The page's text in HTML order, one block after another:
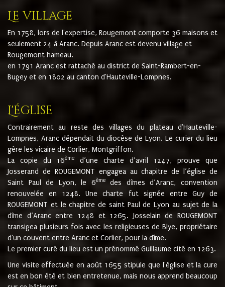
Le village
En 1758, lors de l'expertise, Rougemont comporte 36 maisons et
seulement 24 à Aranc. Depuis Aranc est devenu village et
Rougemont hameau.
en 1791 Aranc est rattaché au district de Saint-Rambert-en-
Bugey et en 1802 au canton d'Hauteville-Lompnes.
L'église
Contrairement au reste des villages du plateau d'Hauteville-
Lompnes, Aranc dépendait du diocèse de Lyon. Le curier du lieu
gère les vicaire de Corlier, Montgriffon.
La copie du 16ème
d’une charte d’avril 1247, prouve que
Josserand de ROUGEMONT engagea au chapitre de l’église de
Saint Paul de Lyon, le 6èmedes dîmes d’Aranc, convention
renouvelée en 1248. Une charte fut signée entre Guy de
ROUGEMONT et le chapitre de saint Paul de Lyon au sujet de la
dîme d’Aranc entre 1248 et 1265. Josselain de ROUGEMONT
transigea plusieurs fois avec les religieuses de Blye, propriétaire
d'un couvent entre Aranc et Corlier, pour la dîme.
Le premier curé du lieu est un prénommé Guillaume cité en 1263.
Une visite effectuée en août 1655 stipule que l'église et la cure
est en bon été et bien entretenue, mais nous apprend beaucoup